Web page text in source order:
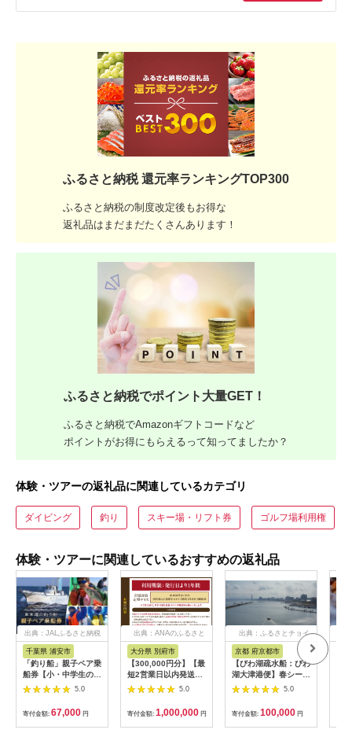
ふるさと納税 還元率ランキングTOP300
ふるさと納税の制度改定後もお得な
返礼品はまだまだたくさんあります！
ふるさと納税でポイント大量GET！
ふるさと納税でAmazonギフトコードなど
ポイントがお得にもらえるって知ってましたか？
体験・ツアーの返礼品に関連しているカテゴリ
ダイビング 釣り スキー場・リフト券 ゴルフ場利用権
体験・ツアーに関連しているおすすめの返礼品
出典：JALふるさと納税
千葉県 浦安市
「釣り船」親子ペア乗
船券【小・中学生のお
子様】
5.0
寄付金額: 67,000 円
出典：ANAのふるさと
大分県 別府市
【300,000円分】【最
短2営業日以内発送】
別府市内の旅館やホテ
ルで使用できる宿泊補
助券 楽しい旅の思い
出を！ 宿泊券 大分県
別府市 3000円 15000
5.0
寄付金額: 1,000,000 円
出典：ふるさとチョイ
京都 府京都市
【びわ湖疏水船：びわ
湖大津港便】春シーズ
ン先行予約権（２名様
分の乗船予約の権利）
5.0
寄付金額: 100,000 円